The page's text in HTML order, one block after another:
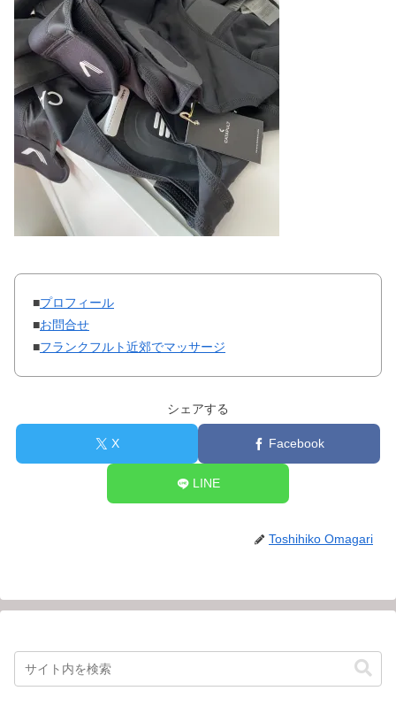
■プロフィール
■お問合せ
■フランクフルト近郊でマッサージ
シェアする
X Facebook
LINE
Toshihiko Omagari